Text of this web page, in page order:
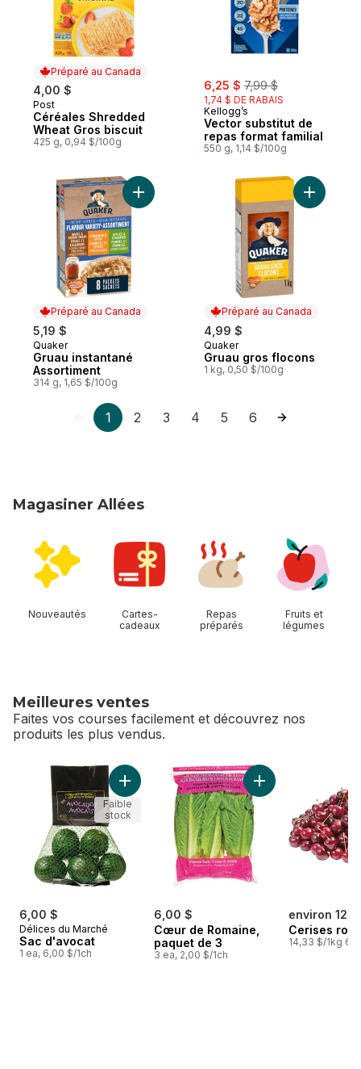
Préparé au Canada
4,00 $
Préparé au Canada
Post
Céréales Shredded
Wheat Gros biscuit
425 g, 0,94 $/100g
sale:
6,25 $ , formerly:
7,99 $
1,74 $ DE RABAIS
Kellogg’s
Vector substitut de
repas format familial
550 g, 1,14 $/100g
Préparé au Canada
5,19 $
Préparé au Canada
Quaker
Gruau instantané
Assortiment
314 g, 1,65 $/100g
Ajouter Gruau instantané Assortiment au
Préparé au Canada
4,99 $
Préparé au Canada
Quaker
Gruau gros flocons
1 kg, 0,50 $/100g
Ajouter
1 2 3 4 5 6
Magasiner Allées
Nouveautés
Cartes-
cadeaux
Repas
préparés
Fruits et
légumes
Meilleures ventes
Faites vos courses facilement et découvrez nos
produits les plus vendus.
sauter Meilleures ventes
6,00 $
Délices du Marché
Sac d'avocat
1 ea, 6,00 $/1ch
Ajouter Sac d'avocat au panier
Faible
stock
6,00 $
Cœur de Romaine,
paquet de 3
3 ea, 2,00 $/1ch
Ajouter Cœur de
environ
Cerises
14,33 $/1kg